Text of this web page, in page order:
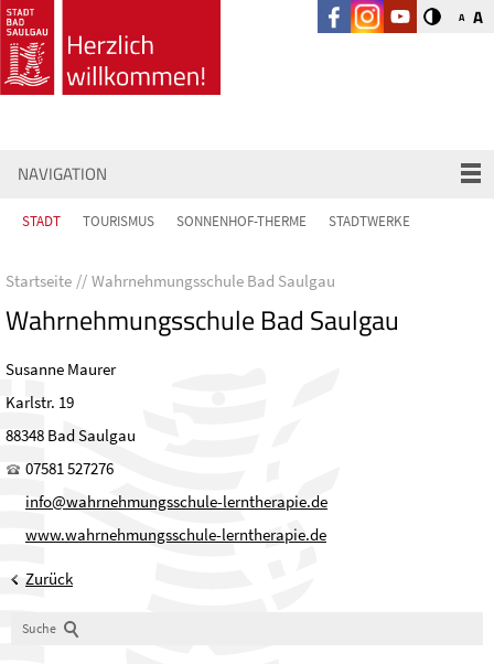
A A
NAVIGATION
STADT TOURISMUS SONNENHOF-THERME STADTWERKE
Startseite Wahrnehmungsschule Bad Saulgau
Wahrnehmungsschule Bad Saulgau
Susanne Maurer
Karlstr. 19
88348 Bad Saulgau
07581 527276
info@wahrnehmungsschule-lerntherapie.de
www.wahrnehmungsschule-lerntherapie.de
Zurück
Suche